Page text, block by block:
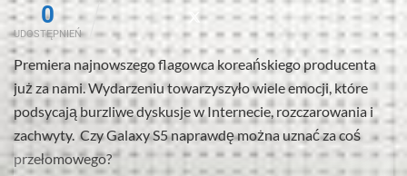
0
UDOSTĘPNIEŃ
Premiera najnowszego flagowca koreańskiego producenta
już za nami. Wydarzeniu towarzyszyło wiele emocji, które
podsycają burzliwe dyskusje w Internecie, rozczarowania i
zachwyty. Czy Galaxy S5 naprawdę można uznać za coś
przełomowego?